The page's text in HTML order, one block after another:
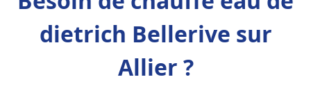
dietrich Bellerive sur
Allier ?